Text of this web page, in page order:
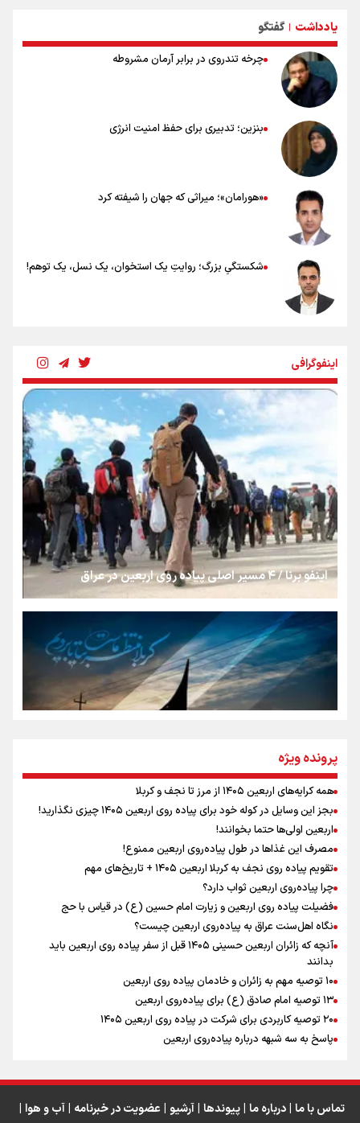
توصیه های کاربردی برای زائران در پیاده روی اربعین
یادداشت | گفتگو
چرخه تندروی در برابر آرمان مشروطه
بنزین؛ تدبیری برای حفظ امنیت انرژی
«هورامان»؛ میراثی که جهان را شیفته کرد
شکستگیِ بزرگ؛ روایتِ یک استخوان، یک نسل، یک توهم!
روایت ایران از کنار مردم
از طلوع خیابان‌ها تا غروب اشک
جمله‌ای که بغض چهارماهه را شکست؛ «آهای مردم، آقا از
تهران رفتند»
سه حسرتی که به دلم ماند
مومنِ مقتدرِ مظلوم
رابطه کارگر و کارفرما در اندیشه رهبر شهید: از تضاد به
زوجیت
اقتدار علمی و استقلال ملی؛ میراث رهبر شهید که با خون
ماندگار شد
اینفوگرافی
اینفو برنا / ۴ مسیر اصلی پیاده روی اربعین در عراق
اینفو برنا / توصیه‌هایی طلایی برای پیاده روی اربعین
اینفو برنا / جدول کامل فاصله مرز شلمچه تا شهرهای زیارتی
عراق
پرونده ویژه
همه کرایه‌های اربعین ۱۴۰۵ از مرز تا نجف و کربلا
بجز این وسایل در کوله خود برای پیاده روی اربعین ۱۴۰۵ چیزی نگذارید!
اربعین اولی‌ها حتما بخوانند!
مصرف این غذاها در طول پیاده‌روی اربعین ممنوع!
تقویم پیاده روی نجف به کربلا اربعین ۱۴۰۵ + تاریخ‌های مهم
چرا پیاده‌روی اربعین ثواب دارد؟
فضیلت پیاده روی اربعین و زیارت امام حسین (ع) در قیاس با حج
نگاه اهل‌سنت عراق به پیاده‌روی اربعین چیست؟
آنچه که زائران اربعین حسینی ۱۴۰۵ قبل از سفر پیاده روی اربعین باید
بدانند
۱۰ توصیه مهم به زائران و خادمان پیاده روی اربعین
۱۳ توصیه امام صادق (ع) برای پیاده‌روی اربعین
۲۰ توصیه کاربردی برای شرکت در پیاده روی اربعین ۱۴۰۵
پاسخ به سه‌ شبهه درباره پیاده‌روی اربعین
تماس با ما | درباره ما | پیوندها | آرشیو | عضویت در خبرنامه | آب و هوا |